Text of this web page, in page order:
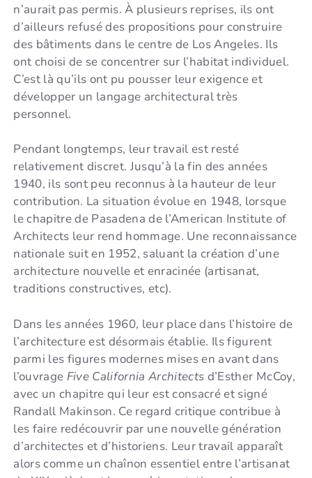
n’aurait pas permis. À plusieurs reprises, ils ont
d’ailleurs refusé des propositions pour construire
des bâtiments dans le centre de Los Angeles. Ils
ont choisi de se concentrer sur l’habitat individuel.
C’est là qu’ils ont pu pousser leur exigence et
développer un langage architectural très
personnel.
Pendant longtemps, leur travail est resté
relativement discret. Jusqu’à la fin des années
1940, ils sont peu reconnus à la hauteur de leur
contribution. La situation évolue en 1948, lorsque
le chapitre de Pasadena de l’American Institute of
Architects leur rend hommage. Une reconnaissance
nationale suit en 1952, saluant la création d’une
architecture nouvelle et enracinée (artisanat,
traditions constructives, etc).
Dans les années 1960, leur place dans l’histoire de
l’architecture est désormais établie. Ils figurent
parmi les figures modernes mises en avant dans
l’ouvrage Five California Architects d’Esther McCoy,
avec un chapitre qui leur est consacré et signé
Randall Makinson. Ce regard critique contribue à
les faire redécouvrir par une nouvelle génération
d’architectes et d’historiens. Leur travail apparaît
alors comme un chaînon essentiel entre l’artisanat